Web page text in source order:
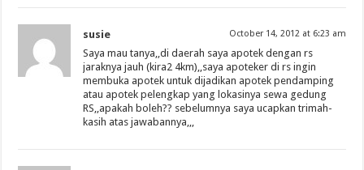
susie October 14, 2012 at 6:23 am
Saya mau tanya,,di daerah saya apotek dengan rs
jaraknya jauh (kira2 4km),,saya apoteker di rs ingin
membuka apotek untuk dijadikan apotek pendamping
atau apotek pelengkap yang lokasinya sewa gedung
RS,,apakah boleh?? sebelumnya saya ucapkan trimah-
kasih atas jawabannya,,,